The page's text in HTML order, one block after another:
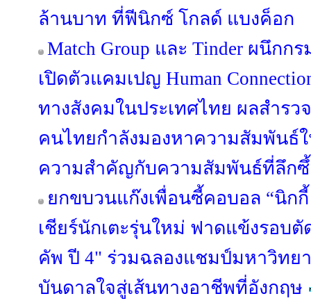
ล้านบาท ที่ฟีนิกซ์ โกลด์ แบงค็อก
Match Group และ Tinder ผนึก
เปิดตัวแคมเปญ Human
ทางสังคมในประเทศไทย ผลสำรว
คนไทยกำลังมองหาความสัมพันธ์
ความสำคัญกับความสัมพันธ์ที่ลึก
ยกขบวนแก๊งเพื่อนซี้คอบอล “นิกกี้
เชียร์นักเตะรุ่นใหม่ ฟาดแข้งรอบ
คัพ ปี 4" ร่วมฉลองแชมป์มหาวิทย
บันดาลใจสู่เส้นทางอาชีพที่อังกฤษ